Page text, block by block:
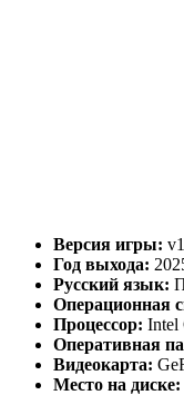
Версия игры:
Год выхода:
Русский язык:
Операционная
Процессор: Intel
Оперативная
Видеокарта:
Место на диске: